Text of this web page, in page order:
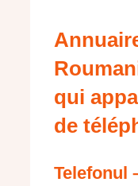
qui
de
Telefonul